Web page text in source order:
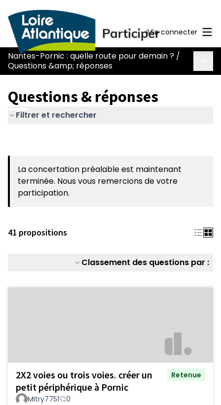
Se connecter
Nantes-Pornic : quelle route pour demain ? /
Questions &amp; réponses
Questions & réponses
Filtrer et rechercher
La concertation préalable est maintenant
terminée. Nous vous remercions de votre
participation.
41 propositions
Classement des questions par :
2X2 voies ou trois voies. créer un
petit périphérique à Pornic
Retenue
MItry7751 0